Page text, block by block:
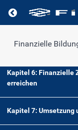
Finanzielle
Absicherung
Kapitel 6: Finanzielle
erreichen
Kapitel 7: